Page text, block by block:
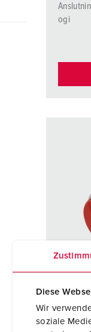
Diese
Wir
soziale
ogi
Art.nr.